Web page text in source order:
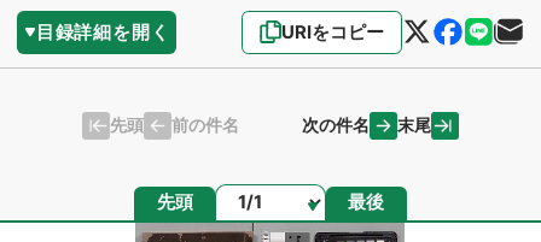
目録詳細を開く URIをコピー
先頭 前の件名 次の件名 末尾
先頭 ページ 最後